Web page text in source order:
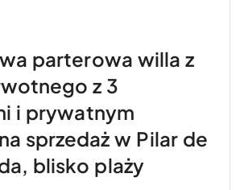
parterowa willa z
z 3
i prywatnym
sprzedaż w Pilar de
blisko plaży